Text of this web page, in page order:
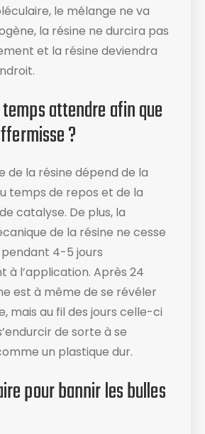
le mélange ne va
la résine ne durcira pas
et la résine deviendra
attendre afin que
?
de la résine dépend de la
temps de repos et de la
catalyse. De plus, la
de la résine ne cesse
4-5 jours
à l’application. Après 24
est à même de se révéler
mais au fil des jours celle-ci
de sorte à se
un plastique dur.
pour bannir les bulles